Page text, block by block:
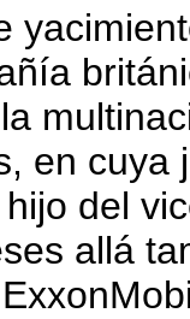
en
del
allá